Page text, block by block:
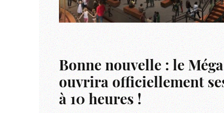
Bonne nouvelle : le
ouvrira officiellement
à 10 heures !